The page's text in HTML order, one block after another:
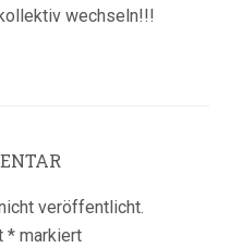
wechseln!!!
veröffentlicht.
* markiert